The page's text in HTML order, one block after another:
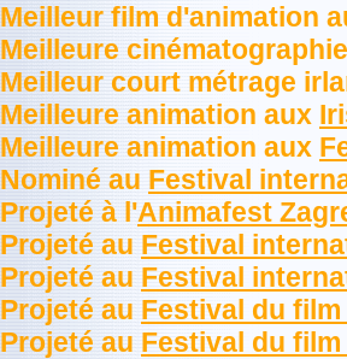
Meilleur film d'animation
Meilleure
Meilleur court métrage
Meilleure animation aux
Meilleure animation aux
Nominé au Festival
Projeté à l'Animafest
Projeté au Festival
Projeté au Festival
Projeté au Festival du
Projeté au Festival du film